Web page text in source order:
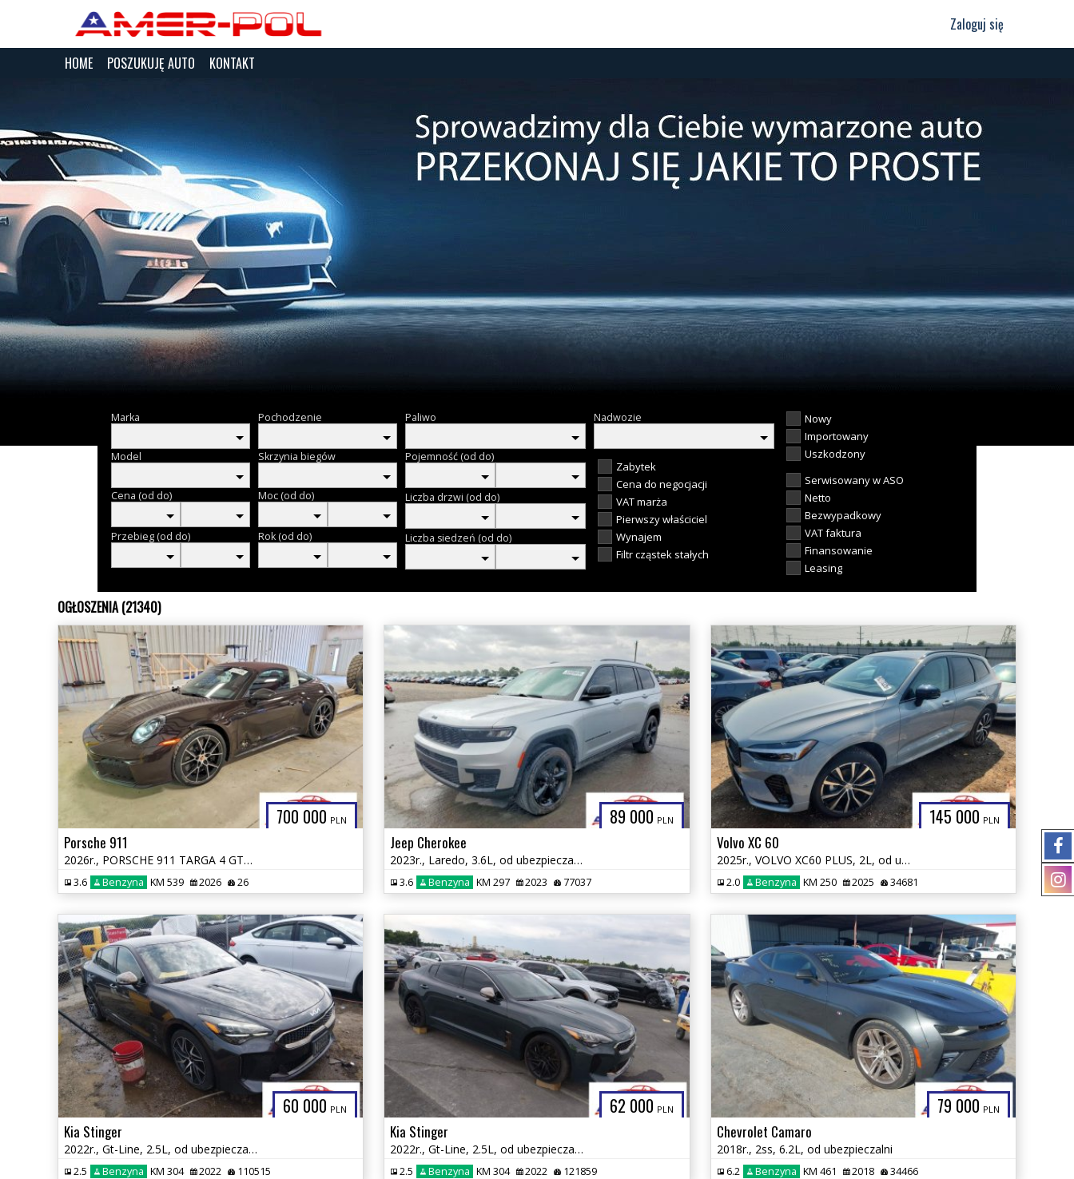
Zaloguj się
HOME POSZUKUJĘ AUTO KONTAKT
Marka
Model
Cena (od do)
Przebieg (od do)
Pochodzenie
Skrzynia biegów
Moc (od do)
Rok (od do)
Paliwo
Pojemność (od do)
Liczba drzwi (od do)
Liczba siedzeń (od do)
Nadwozie
Zabytek
Cena do negocjacji
VAT marża
Pierwszy właściciel
Wynajem
Filtr cząstek stałych
Nowy
Importowany
Uszkodzony
Serwisowany w ASO
Netto
Bezwypadkowy
VAT faktura
Finansowanie
Leasing
OGŁOSZENIA (21340)
700 000 PLN
Porsche 911
2026r., PORSCHE 911 TARGA 4 GTS, 3.6L, od ubezpieczalni
3.6 Benzyna KM 539 2026 26
89 000 PLN
Jeep Cherokee
2023r., Laredo, 3.6L, od ubezpieczalni
3.6 Benzyna KM 297 2023 77037
145 000 PLN
Volvo XC 60
2025r., VOLVO XC60 PLUS, 2L, od ubezpieczalni
2.0 Benzyna KM 250 2025 34681
60 000 PLN
Kia Stinger
2022r., Gt-Line, 2.5L, od ubezpieczalni
2.5 Benzyna KM 304 2022 110515
62 000 PLN
Kia Stinger
2022r., Gt-Line, 2.5L, od ubezpieczalni
2.5 Benzyna KM 304 2022 121859
79 000 PLN
Chevrolet Camaro
2018r., 2ss, 6.2L, od ubezpieczalni
6.2 Benzyna KM 461 2018 34466